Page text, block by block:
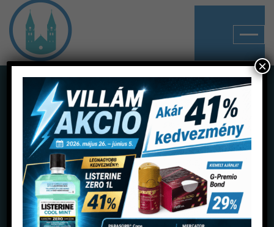
Shop
Home Termékek
Gyökérkezelés
Finger Plugger és Finger Spreader
Finger Plugger Poldent 6 szál/doboz (25mm)
×